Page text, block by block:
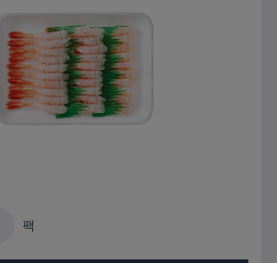
원하는 값을 입력하거나 버튼
팩